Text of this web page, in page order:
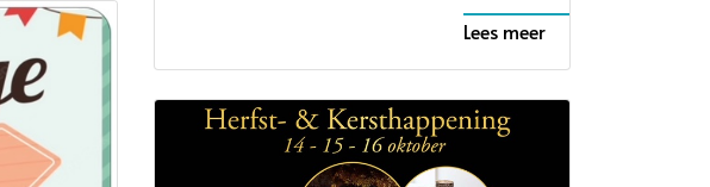
Lees meer